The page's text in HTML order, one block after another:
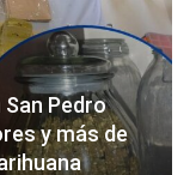
San Pedro
y más de